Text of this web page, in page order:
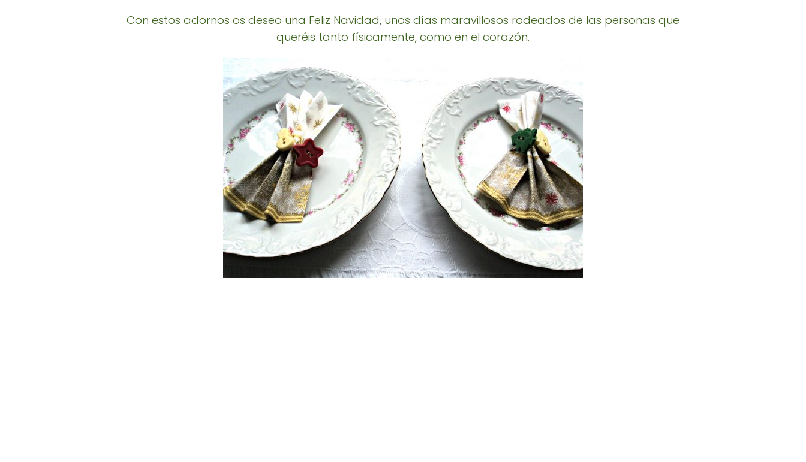
Con estos adornos os deseo una Feliz Navidad, unos días maravillosos rodeados de las personas que
queréis tanto físicamente, como en el corazón.